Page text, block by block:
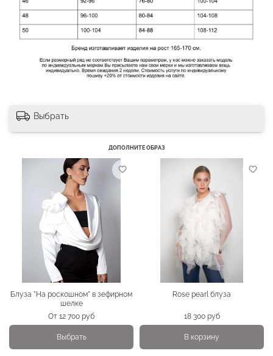
Выбрать
ДОПОЛНИТЕ ОБРАЗ
Блуза "На роскошном" в зефирном
шелке
От 12 700 руб
Выбрать
Rose pearl блуза
18 300 руб
В корзину